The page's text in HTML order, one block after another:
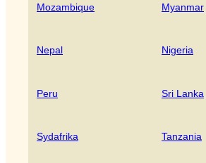
Mozambique Myanmar
Nepal Nigeria
Peru Sri Lanka
Sydafrika Tanzania